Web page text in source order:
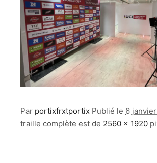
Par portixfrxtportix Publié le 6
traille complète est de 2560 × 1920